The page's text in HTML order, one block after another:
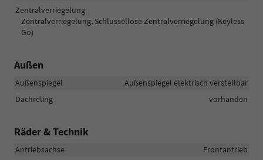
Zentralverriegelung
Zentralverriegelung, Schlüssellose Zentralverriegelung (Keyless
Go)
Außen
Außenspiegel
Außenspiegel elektrisch verstellbar
Dachreling
vorhanden
Räder & Technik
Antriebsachse
Frontantrieb